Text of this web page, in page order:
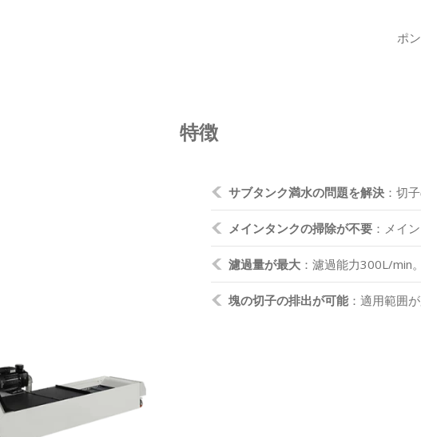
ポ
特徴
サブタンク満水の問題を解決 ：切
メインタンクの掃除が不要 ：メイ
濾過量が最大 ：濾過能力300L/min。
塊の切子の排出が可能 ：適用範囲